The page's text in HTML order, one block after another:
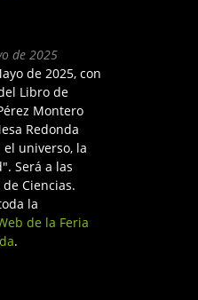
de 2025
de 2025, con
Libro de
Montero
Redonda
universo, la
Será a las
Ciencias.
la
de la Feria
.